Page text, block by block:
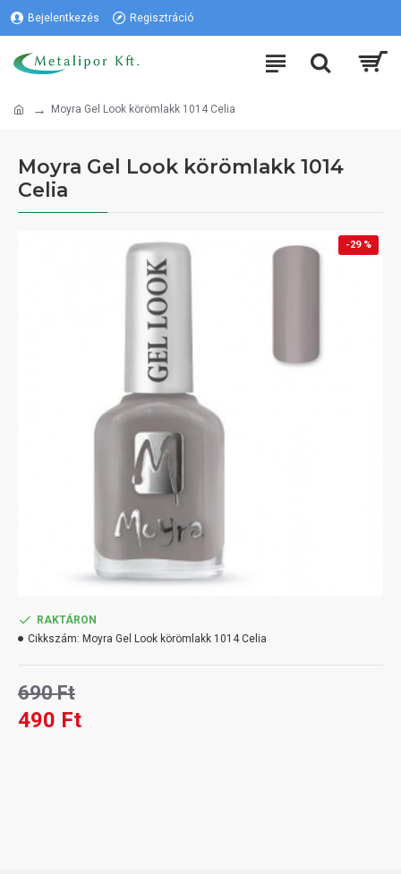
Bejelentkezés Regisztráció
Moyra Gel Look körömlakk 1014 Celia
Moyra Gel Look körömlakk 1014
Celia
-29 %
490 Ft
690 Ft
RAKTÁRON
Cikkszám: Moyra Gel Look körömlakk 1014 Celia